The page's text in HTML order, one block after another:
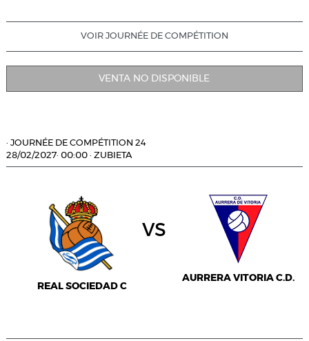
VOIR JOURNÉE DE COMPÉTITION
VENTA NO DISPONIBLE
· JOURNÉE DE COMPÉTITION 24
28/02/2027· 00:00 · ZUBIETA
REAL SOCIEDAD C
vs
AURRERA VITORIA C.D.